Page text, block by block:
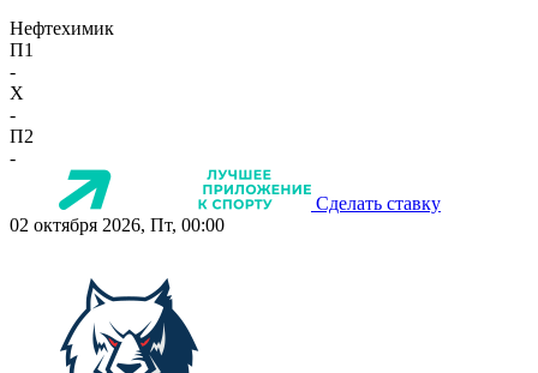
Нефтехимик
П1
-
X
-
П2
-
Сделать ставку
02 октября 2026, Пт, 00:00